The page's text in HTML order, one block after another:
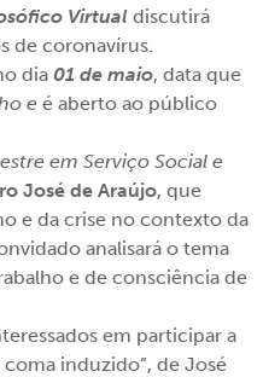
Virtual discutirá
de coronavírus.
dia 01 de maio, data que
e é aberto ao público
em Serviço Social e
José de Araújo, que
e da crise no contexto da
analisará o tema
e de consciência de
em participar a
induzido”, de José